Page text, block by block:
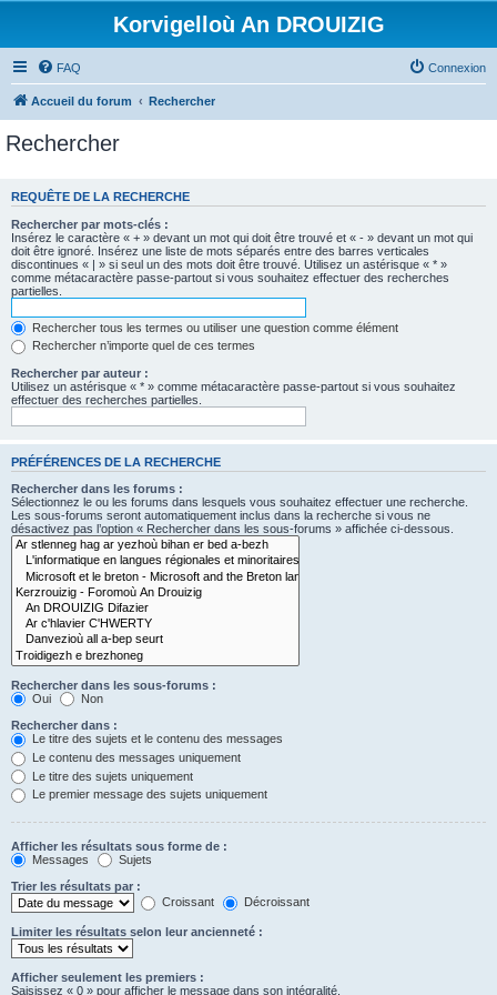
Korvigelloù An DROUIZIG
FAQ Connexion
Accueil du forum Rechercher
Rechercher
REQUÊTE DE LA RECHERCHE
Rechercher par mots-clés :
Insérez le caractère « + » devant un mot qui doit être trouvé et « - » devant un mot qui
doit être ignoré. Insérez une liste de mots séparés entre des barres verticales
discontinues « | » si seul un des mots doit être trouvé. Utilisez un astérisque « * »
comme métacaractère passe-partout si vous souhaitez effectuer des recherches
partielles.
Rechercher tous les termes ou utiliser une question comme élément
Rechercher n’importe quel de ces termes
Rechercher par auteur :
Utilisez un astérisque « * » comme métacaractère passe-partout si vous souhaitez
effectuer des recherches partielles.
PRÉFÉRENCES DE LA RECHERCHE
Rechercher dans les forums :
Sélectionnez le ou les forums dans lesquels vous souhaitez effectuer une recherche.
Les sous-forums seront automatiquement inclus dans la recherche si vous ne
désactivez pas l’option « Rechercher dans les sous-forums » affichée ci-dessous.
Rechercher dans les sous-forums :
Oui
Non
Rechercher dans :
Le titre des sujets et le contenu des messages
Le contenu des messages uniquement
Le titre des sujets uniquement
Le premier message des sujets uniquement
Afficher les résultats sous forme de :
Messages
Sujets
Trier les résultats par :
Croissant
Décroissant
Limiter les résultats selon leur ancienneté :
Afficher seulement les premiers :
Saisissez « 0 » pour afficher le message dans son intégralité.